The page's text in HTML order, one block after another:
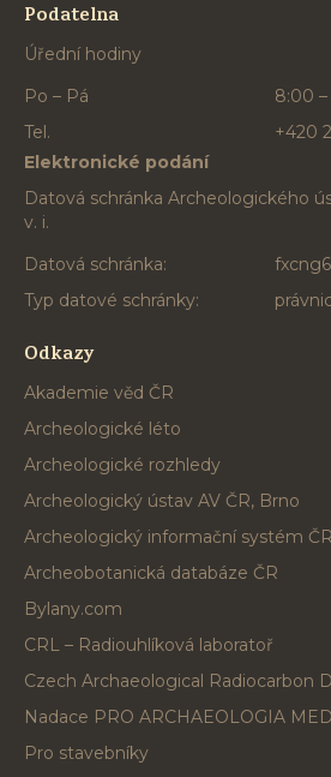
Podatelna
Úřední hodiny
Po – Pá
8:00 –
Tel.
+420
Elektronické podání
Datová schránka Archeologického
v. i.
Datová schránka:
Typ datové schránky:
Odkazy
Akademie věd ČR
Archeologické léto
Archeologické rozhledy
Archeologický ústav AV ČR, Brno
Archeologický informační systém
Archeobotanická databáze ČR
Bylany.com
CRL – Radiouhlíková laboratoř
Czech Archaeological Radiocarbon
Nadace PRO ARCHAEOLOGIA
Pro stavebníky